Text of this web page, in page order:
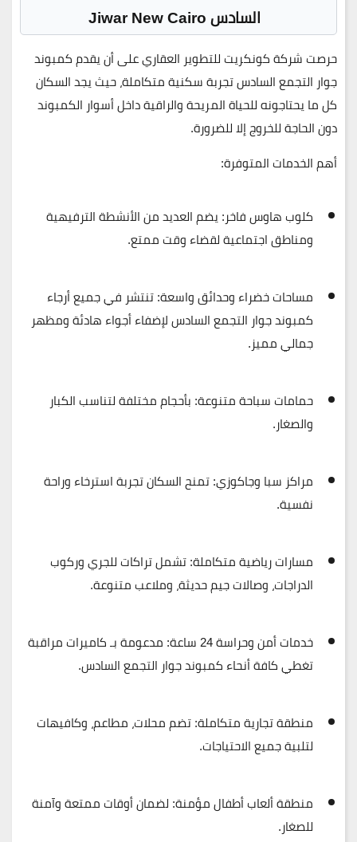
السادس Jiwar New Cairo
حرصت شركةكونكريت للتطوير العقاريعلى أن يقدم كمبوند
جوار التجمع السادس تجربة سكنية متكاملة، حيث يجد السكان
كل ما يحتاجونه للحياة المريحة والراقية داخل أسوار الكمبوند
دون الحاجة للخروج إلا للضرورة.
أهم الخدمات المتوفرة:
كلوب هاوس فاخر: يضم العديد من الأنشطة الترفيهية
ومناطق اجتماعية لقضاء وقت ممتع.
مساحات خضراء وحدائق واسعة: تنتشر في جميع أرجاء
كمبوند جوار التجمع السادس لإضفاء أجواء هادئة ومظهر
جمالي مميز.
حمامات سباحة متنوعة: بأحجام مختلفة لتناسب الكبار
والصغار.
مراكز سبا وجاكوزي: تمنح السكان تجربة استرخاء وراحة
نفسية.
مسارات رياضية متكاملة: تشمل تراكات للجري وركوب
الدراجات، وصالات جيم حديثة، وملاعب متنوعة.
خدمات أمن وحراسة 24 ساعة : مدعومة بـكاميرات مراقبة
تغطي كافة أنحاء كمبوند جوار التجمع السادس.
منطقة تجارية متكاملة: تضم محلات، مطاعم، وكافيهات
لتلبية جميع الاحتياجات.
منطقة ألعاب أطفال مؤمنة: لضمان أوقات ممتعة وآمنة
للصغار.